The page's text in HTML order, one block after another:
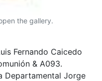
the gallery.
Fernando Caicedo
& A093.
Departamental Jorge